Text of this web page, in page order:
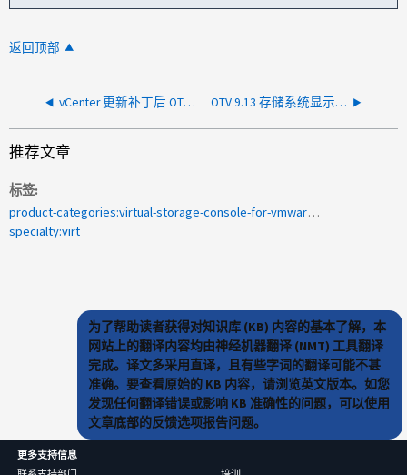
返回顶部
vCenter 更新补丁后 OTV 10 插件为空 OTV 9.13 存储系统显示"已降级"并显示消息：Subsystem: SwitchHealth(SwtichislifDownWarn)
推荐文章
标签
product-categories:virtual-storage-console-for-vmware-vsphere
specialty:virt
为了帮助读者获得对知识库 (KB) 内容的基本了解，本
网站上的翻译内容均由神经机器翻译 (NMT) 工具翻译
完成。译文多采用直译，且有些字词的翻译可能不甚
准确。要查看原始的 KB 内容，请浏览英文版本。如您
发现任何翻译错误或影响 KB 准确性的问题，可以使用
文章底部的反馈选项报告问题。
更多支持信息